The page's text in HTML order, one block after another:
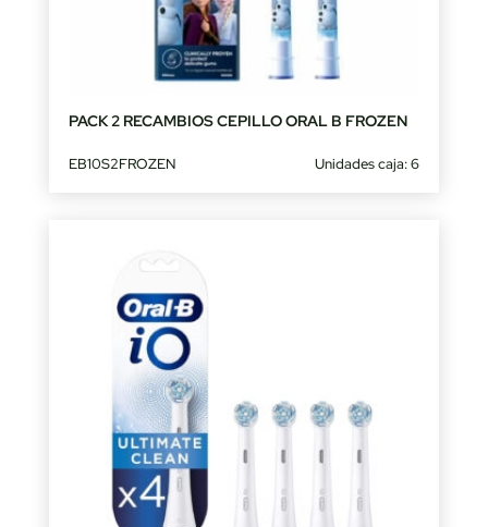
PACK 2 RECAMBIOS CEPILLO ORAL B FROZEN
EB10S2FROZEN Unidades caja: 6